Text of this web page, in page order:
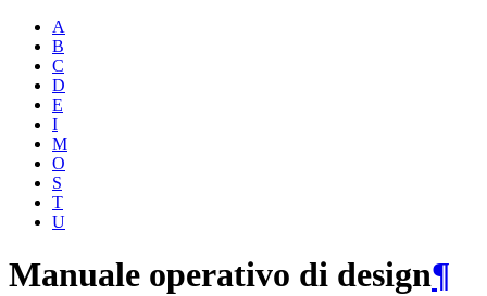
A
B
C
D
E
I
M
O
S
T
U
Manuale operativo di design¶